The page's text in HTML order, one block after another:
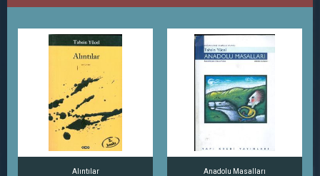
Alıntılar Anadolu Masalları